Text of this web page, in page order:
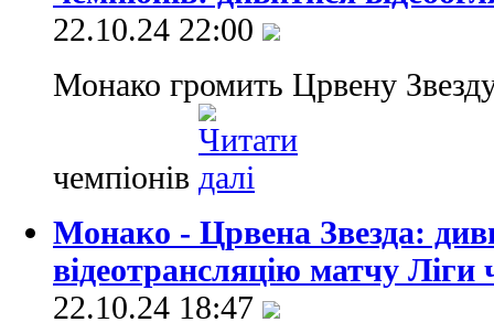
22.10.24 22:00
Монако громить Црвену
чемпіонів
Монако - Црвена Звезда:
відеотрансляцію матчу Ліги
22.10.24 18:47